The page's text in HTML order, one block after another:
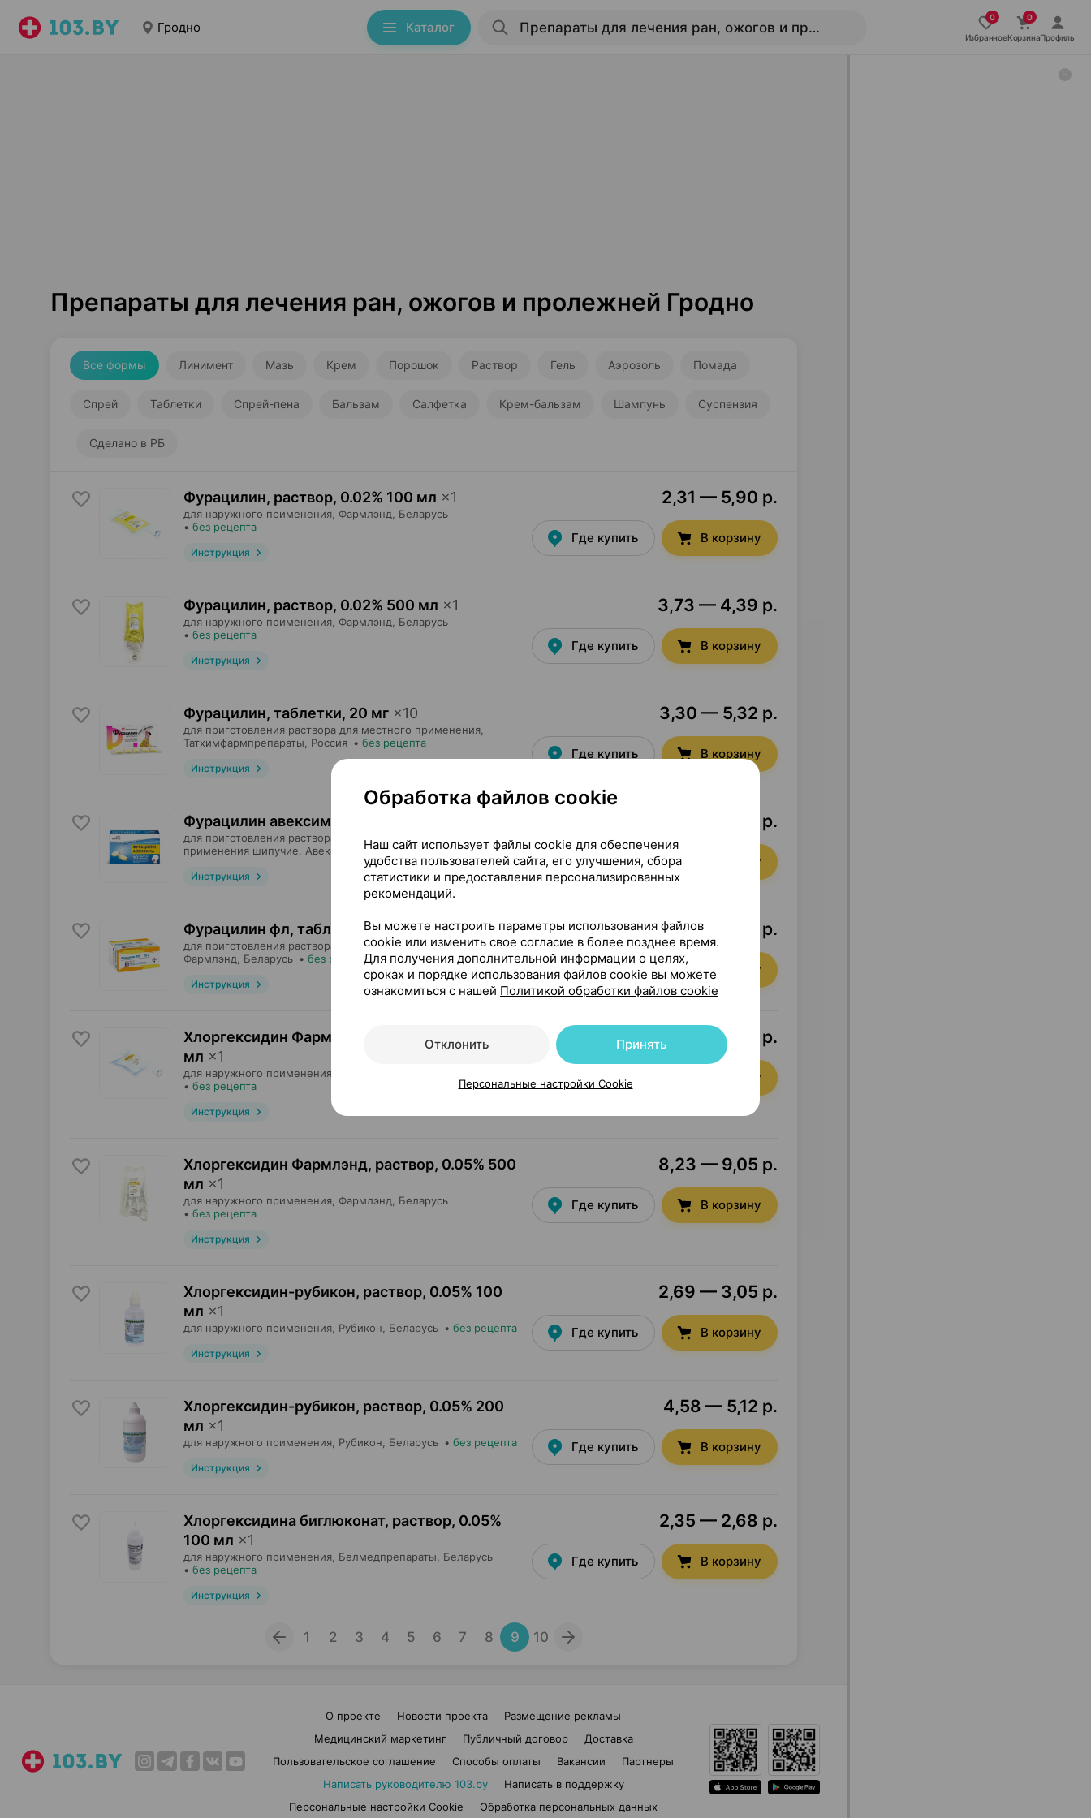
Гродно Каталог
ИзбранноеКорзинаПрофиль
Препараты для лечения ран, ожогов и пролежней Гродно
Все формы Линимент Мазь Крем Порошок Раствор Гель Аэрозоль Помада
Спрей Таблетки Спрей-пена Бальзам Салфетка Крем-бальзам Шампунь Суспензия
Сделано в РБ
Фурацилин, раствор, 0.02% 100 мл ×1
для наружного применения, Фармлэнд , Беларусь
• без рецепта
Инструкция
2,31 — 5,90 р.
Где купить В корзину
Фурацилин, раствор, 0.02% 500 мл ×1
для наружного применения, Фармлэнд , Беларусь
• без рецепта
Инструкция
3,73 — 4,39 р.
Где купить В корзину
Фурацилин, таблетки, 20 мг ×10
для приготовления раствора для местного применения,
Татхимфармпрепараты , Россия • без рецепта
Инструкция
3,30 — 5,32 р.
Где купить В корзину
Фурацилин авексима, таблетки
для приготовления раствора для местного и наружного
применения шипучие,
Авексима , Россия•без рецепта
Инструкция
6,51 — 7,40 р.
Где купить В корзину
Фурацилин фл, таблетки,20 мг×10
для приготовления раствора для местного применения,
Фармлэнд , Беларусь • без рецепта
Инструкция
3,92 — 5,22 р.
Где купить В корзину
Хлоргексидин Фармлэнд, раствор
мл ×1
для наружного применения,
• без рецепта
Инструкция
5,92 — 7,06 р.
Где купить В корзину
Хлоргексидин Фармлэнд, раствор, 0.05% 500
мл ×1
для наружного применения, Фармлэнд , Беларусь
• без рецепта
Инструкция
8,23 — 9,05 р.
Где купить В корзину
Хлоргексидин-рубикон, раствор, 0.05% 100
мл ×1
для наружного применения, Рубикон , Беларусь • без рецепта
Инструкция
2,69 — 3,05 р.
Где купить В корзину
Хлоргексидин-рубикон, раствор, 0.05% 200
мл ×1
для наружного применения, Рубикон , Беларусь • без рецепта
Инструкция
4,58 — 5,12 р.
Где купить В корзину
Хлоргексидина биглюконат, раствор, 0.05%
100 мл ×1
для наружного применения, Белмедпрепараты , Беларусь
• без рецепта
Инструкция
2,35 — 2,68 р.
Где купить В корзину
1 2 3 4 5 6 7 8 9 10
О проекте Новости проекта
Размещение рекламы
Медицинский маркетинг
Публичный договор
Доставка
Пользовательское соглашение
Способы оплаты Вакансии
Партнеры
Написать руководителю 103.by
Написать в поддержку
Персональные настройки Cookie
Обработка персональных данных
Обработка файлов cookie
Наш сайт использует файлы cookie для обеспечения
удобства пользователей сайта, его улучшения, сбора
статистики и предоставления персонализированных
рекомендаций.
Вы можете настроить параметры использования файлов
cookie или изменить свое согласие в более позднее время.
Для получения дополнительной информации о целях,
сроках и порядке использования файлов cookie вы можете
ознакомиться с нашей Политикой обработки файлов cookie
Отклонить Принять
Персональные настройки Cookie